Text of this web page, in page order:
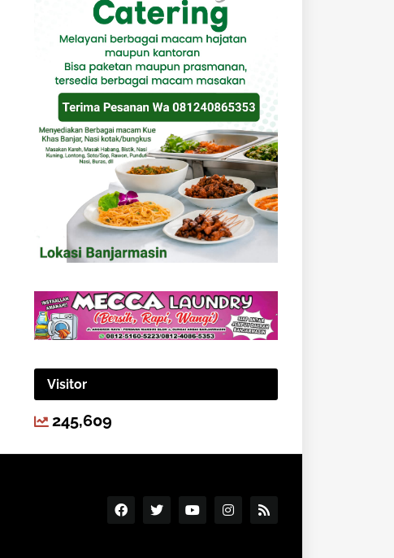
Visitor
245,609